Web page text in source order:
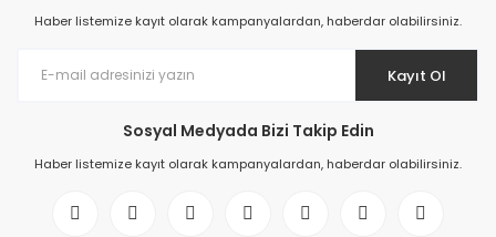
Haber listemize kayıt olarak kampanyalardan, haberdar olabilirsiniz.
Kayıt Ol
Sosyal Medyada Bizi Takip Edin
Haber listemize kayıt olarak kampanyalardan, haberdar olabilirsiniz.